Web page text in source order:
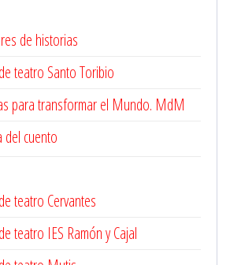
de historias
teatro Santo Toribio
para transformar el Mundo. MdM
del cuento
teatro Cervantes
teatro IES Ramón y Cajal